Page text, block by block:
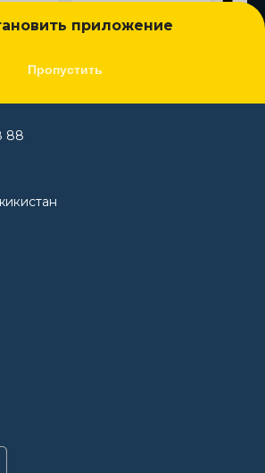
приложение
Пропустить
88